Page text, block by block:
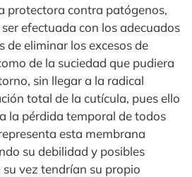
protectora contra patógenos,
efectuada con los adecuados
de eliminar los excesos de
de la suciedad que pudiera
sin llegar a la radical
total de la cutícula, pues ello
la pérdida temporal de todos
esta membrana
su debilidad y posibles
vez tendrían su propio